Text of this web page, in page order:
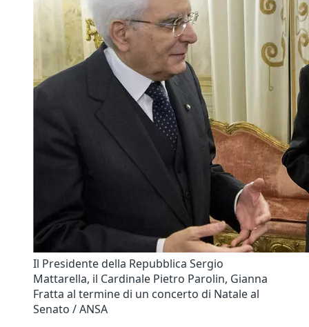
Il Presidente della Repubblica Sergio
Mattarella, il Cardinale Pietro Parolin, Gianna
Fratta al termine di un concerto di Natale al
Senato / ANSA